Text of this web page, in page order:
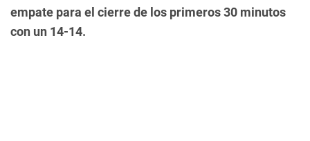
empate para el cierre de los primeros 30 minutos
con un 14-14.